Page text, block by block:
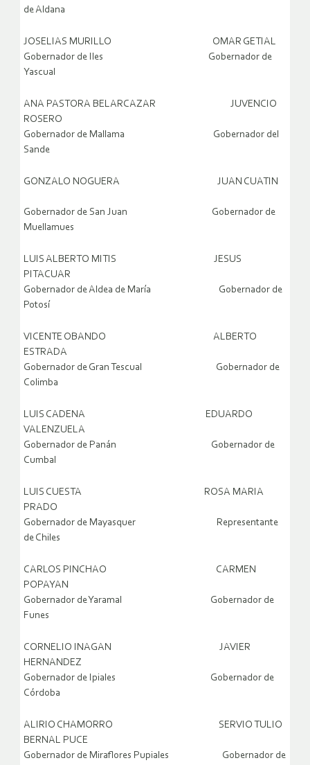
de Aldana
JOSELIAS MURILLO OMAR GETIAL
Gobernador de Iles Gobernador de
Yascual
ANA PASTORA BELARCAZAR JUVENCIO
ROSERO
Gobernador de Mallama Gobernador del
Sande
GONZALO NOGUERA JUAN CUATIN
Gobernador de San Juan Gobernador de
Muellamues
LUIS ALBERTO MITIS JESUS
PITACUAR
Gobernador de Aldea de María Gobernador de
Potosí
VICENTE OBANDO ALBERTO
ESTRADA
Gobernador de Gran Tescual Gobernador de
Colimba
LUIS CADENA EDUARDO
VALENZUELA
Gobernador de Panán Gobernador de
Cumbal
LUIS CUESTA ROSA MARIA
PRADO
Gobernador de Mayasquer Representante
de Chiles
CARLOS PINCHAO CARMEN
POPAYAN
Gobernador de Yaramal Gobernador de
Funes
CORNELIO INAGAN JAVIER
HERNANDEZ
Gobernador de Ipiales Gobernador de
Córdoba
ALIRIO CHAMORRO SERVIO TULIO
BERNAL PUCE
Gobernador de Miraflores Pupiales Gobernador de